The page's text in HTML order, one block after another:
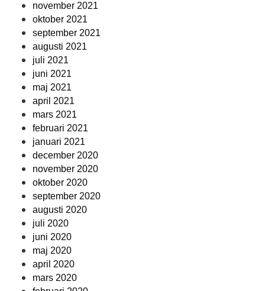
november 2021
oktober 2021
september 2021
augusti 2021
juli 2021
juni 2021
maj 2021
april 2021
mars 2021
februari 2021
januari 2021
december 2020
november 2020
oktober 2020
september 2020
augusti 2020
juli 2020
juni 2020
maj 2020
april 2020
mars 2020